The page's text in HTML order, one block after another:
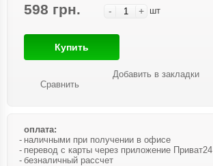
598 грн. - + шт
Купить
Сравнить
Добавить в закладки
оплата:
наличными при получении в офисе
перевод с карты через приложение Приват24
безналичный рассчет